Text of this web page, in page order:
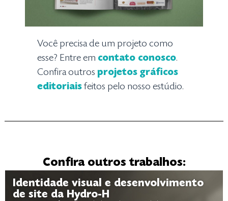
Você precisa de um projeto como
esse? Entre em contato conosco.
Confira outrosprojetos gráficos
editoriais feitos pelo nosso estúdio.
Confira outros trabalhos:
Identidade visual e desenvolvimento
de site da Hydro-H